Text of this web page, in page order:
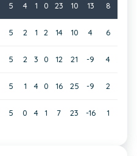
5 4 1 0 23 10 13 8
5 2 1 2 14 10 4 6
5 2 3 0 12 21 -9 4
5 1 4 0 16 25 -9 2
5 0 4 1 7 23 -16 1